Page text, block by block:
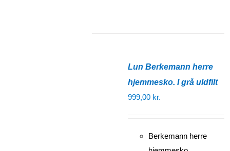
Lun Berkemann herre
hjemmesko. I grå uldfilt
999,00 kr.
Berkemann herre